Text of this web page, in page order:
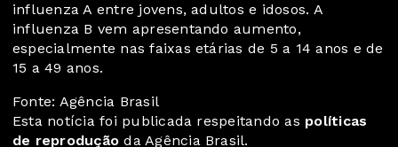
influenza A entre jovens, adultos e idosos. A
influenza B vem apresentando aumento,
especialmente nas faixas etárias de 5 a 14 anos e de
15 a 49 anos.
Fonte: Agência Brasil
Esta notícia foi publicada respeitando as políticas
de reprodução da Agência Brasil.